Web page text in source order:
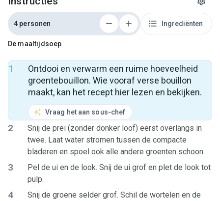
4 personen Ingrediënten
De maaltijdsoep
1
Ontdooi en verwarm een ruime hoeveelheid
groentebouillon. Wie vooraf verse bouillon
maakt, kan het recept hier lezen en bekijken.
Vraag het aan sous-chef
2
Snij de prei (zonder donker loof) eerst overlangs in
twee. Laat water stromen tussen de compacte
bladeren en spoel ook alle andere groenten schoon.
3
Pel de ui en de look. Snij de ui grof en plet de look tot
pulp.
4
Snij de groene selder grof. Schil de wortelen en de